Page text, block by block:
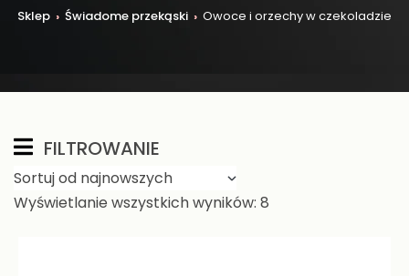
Sklep › Świadome przekąski › Owoce i orzechy w czekoladzie
FILTROWANIE
Wyświetlanie wszystkich wyników: 8